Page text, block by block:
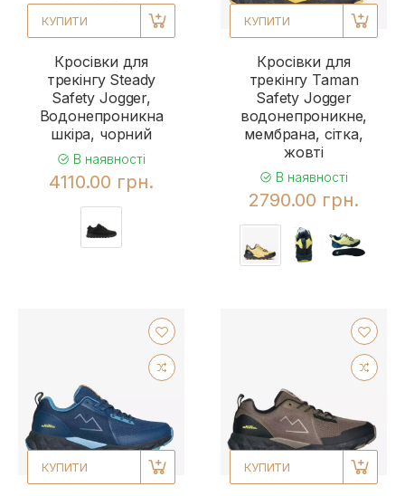
КУПИТИ
Кросівки для
трекінгу Steady
Safety Jogger,
Водонепроникна
шкіра, чорний
В наявності
4110.00 грн.
КУПИТИ
Кросівки для
трекінгу Taman
Safety Jogger
водонепроникне,
мембрана, сітка,
жовті
В наявності
2790.00 грн.
КУПИТИ КУПИТИ